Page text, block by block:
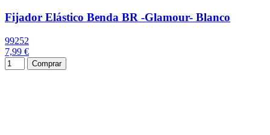
Fijador Elástico Benda BR -Glamour- Blanco
99252
7,99 €
Comprar